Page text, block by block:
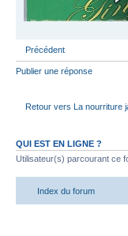
Précédent
Publier une réponse
Retour vers La nourriture
QUI EST EN LIGNE ?
Utilisateur(s) parcourant ce
Index du forum